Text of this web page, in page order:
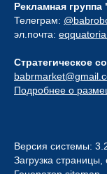
Рекламная
Телеграм:
эл.почта:
Стратегическое
Подробнее о
Версия системы:
Загрузка страницы,